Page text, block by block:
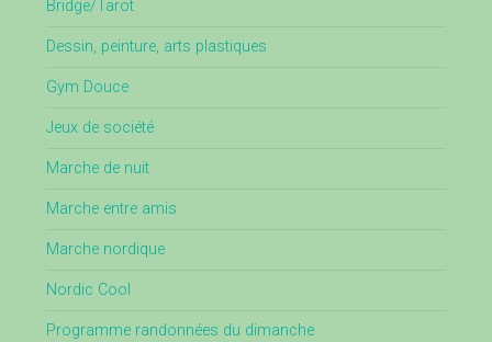
Bridge/Tarot
Dessin, peinture, arts plastiques
Gym Douce
Jeux de société
Marche de nuit
Marche entre amis
Marche nordique
Nordic Cool
Programme randonnées du dimanche